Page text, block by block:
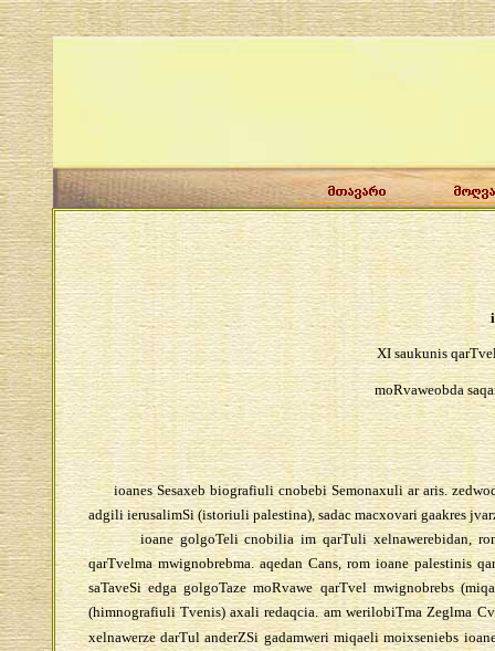
XI saukunis
moRvaweobda
ioanes Sesaxeb biografiuli cnobebi Semonaxuli ar aris.
adgili ierusalimSi (istoriuli palestina), sadac macxovari gaakres
ioane golgoTeli cnobilia im qarTuli xelnawerebidan,
qarTvelma mwignobrebma. aqedan Cans, rom ioane
saTaveSi edga golgoTaze moRvawe qarTvel mwignobrebs
(himnografiuli Tvenis) axali redaqcia. am werilobiTma Zeglma
xelnawerze darTul anderZSi gadamweri miqaeli moixseniebs